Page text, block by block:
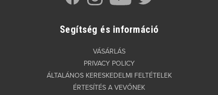
Segítség és információ
VÁSÁRLÁS
PRIVACY POLICY
ÁLTALÁNOS KERESKEDELMI FELTÉTELEK
ÉRTESÍTÉS A VEVŐNEK